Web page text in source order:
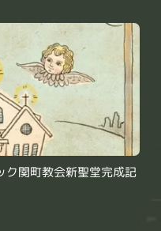
ク関町教会新聖堂完成記